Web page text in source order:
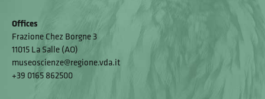
Offices
Frazione Chez Borgne 3
11015 La Salle (AO)
museoscienze@regione.vda.it
+39 0165 862500